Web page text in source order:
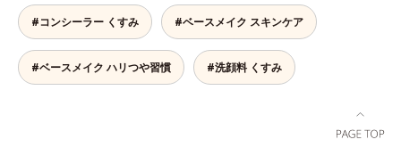
ます。ピンク味のあるベージュ色
で、塗るとくすみがさっと払われ、
肌が自然とトーンアップ。しっとり
とした美しい仕上がりが続きます。
SPF28・PA+++で、ニキビ肌を紫外
#コンシーラー くすみ #ベースメイク スキンケア
#ベースメイク ハリつや習慣 #洗顔料 くすみ